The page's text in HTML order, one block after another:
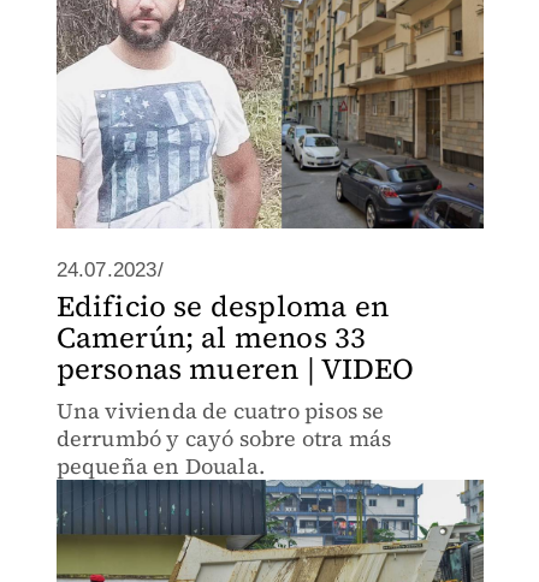
24.07.2023/
Edificio se desploma en
Camerún; al menos 33
personas mueren | VIDEO
Una vivienda de cuatro pisos se
derrumbó y cayó sobre otra más
pequeña en Douala.